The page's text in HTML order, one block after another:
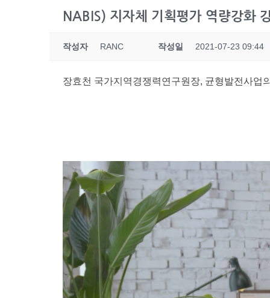
NABIS) 지자체 기획평가 역량강화
작성자 RANC 작성일 2021-07-23 09:44
장효천 국가지역경쟁력연구원장, 균형발전사업